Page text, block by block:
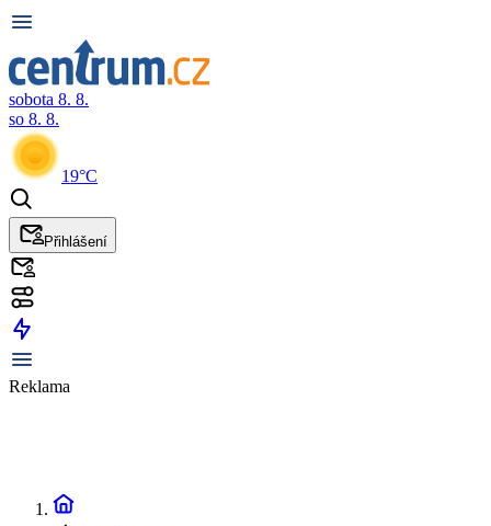
sobota 8. 8.
so 8. 8.
19°C
Přihlášení
Reklama